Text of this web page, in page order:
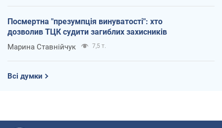
Посмертна "презумпція винуватості": хто
дозволив ТЦК судити загиблих захисників
Марина Ставнійчук 7,5 т.
Всі думки